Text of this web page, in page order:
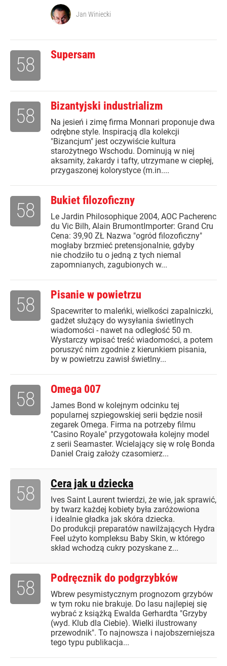
Jan Winiecki
Supersam
58
Bizantyjski industrializm
Na jesień i zimę firma Monnari proponuje dwa
odrębne style. Inspiracją dla kolekcji
"Bizancjum" jest oczywiście kultura
starożytnego Wschodu. Dominują w niej
aksamity, żakardy i tafty, utrzymane w ciepłej,
przygaszonej kolorystyce (m.in....
58
Bukiet filozoficzny
Le Jardin Philosophique 2004, AOC Pacherenc
du Vic Bilh, Alain BrumontImporter: Grand Cru
Cena: 39,90 ZŁ Nazwa "ogród filozoficzny"
mogłaby brzmieć pretensjonalnie, gdyby
nie chodziło tu o jedną z tych niemal
zapomnianych, zagubionych w...
58
Pisanie w powietrzu
Spacewriter to maleńki, wielkości zapalniczki,
gadżet służący do wysyłania świetlnych
wiadomości - nawet na odległość 50 m.
Wystarczy wpisać treść wiadomości, a potem
poruszyć nim zgodnie z kierunkiem pisania,
by w powietrzu zawisł świetlny...
58
Omega 007
James Bond w kolejnym odcinku tej
popularnej szpiegowskiej serii będzie nosił
zegarek Omega. Firma na potrzeby filmu
"Casino Royale" przygotowała kolejny model
z serii Seamaster. Wcielający się w rolę Bonda
Daniel Craig założy czasomierz...
58
Cera jak u dziecka
Ives Saint Laurent twierdzi, że wie, jak sprawić,
by twarz każdej kobiety była zaróżowiona
i idealnie gładka jak skóra dziecka.
Do produkcji preparatów nawilżających Hydra
Feel użyto kompleksu Baby Skin, w którego
skład wchodzą cukry pozyskane z...
58
Podręcznik do podgrzybków
Wbrew pesymistycznym prognozom grzybów
w tym roku nie brakuje. Do lasu najlepiej się
wybrać z książką Ewalda Gerhardta "Grzyby
(wyd. Klub dla Ciebie). Wielki ilustrowany
przewodnik". To najnowsza i najobszerniejsza
tego typu publikacja...
58